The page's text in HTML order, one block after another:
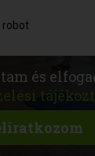
és
MAGAZIN